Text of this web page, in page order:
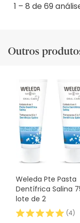
1 – 8 de 69
Outros
Weleda Pte Pasta
Dentífrica Salina
lote de 2
(4)